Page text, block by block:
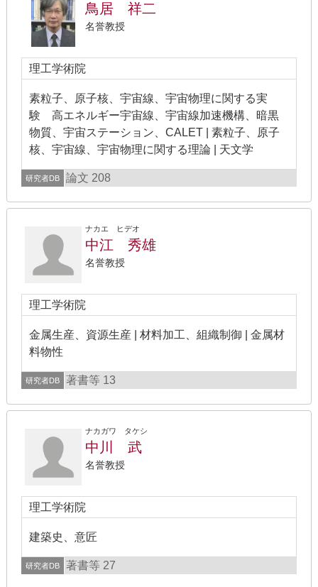
鳥居 祥二
名誉教授
理工学術院
素粒子、原子核、宇宙線、宇宙物理に関する実
験 高エネルギー宇宙線、宇宙線加速機構、暗黒
物質、宇宙ステーション、CALET | 素粒子、原子
核、宇宙線、宇宙物理に関する理論 | 天文学
研究者DB 論文 208
ナカエ ヒデオ
中江 秀雄
名誉教授
理工学術院
金属生産、資源生産 | 材料加工、組織制御 | 金属材
料物性
研究者DB 著書等 13
ナカガワ タケシ
中川 武
名誉教授
理工学術院
建築史、意匠
研究者DB 著書等 27